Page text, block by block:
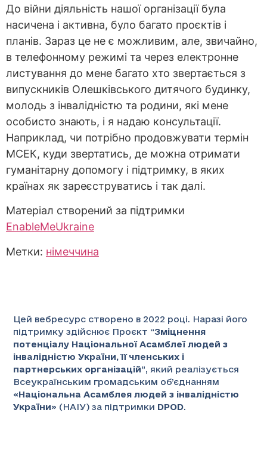
До війни діяльність нашої організації була
насичена і активна, було багато проєктів і
планів. Зараз це не є можливим, але, звичайно,
в телефонному режимі та через електронне
листування до мене багато хто звертається з
випускників Олешківського дитячого будинку,
молодь з інвалідністю та родини, які мене
особисто знають, і я надаю консультації.
Наприклад, чи потрібно продовжувати термін
МСЕК, куди звертатись, де можна отримати
гуманітарну допомогу і підтримку, в яких
країнах як зареєструватись і так далі.
Матеріал створений за підтримки
EnableMeUkraine
Метки: німеччина
Цей вебресурс створено в 2022 році. Наразі його
підтримку здійснює Проєкт “Зміцнення
потенціалу Національної Асамблеї людей з
інвалідністю України, її членських і
партнерських організацій”, який реалізується
Всеукраїнським громадським об’єднанням
«Національна Асамблея людей з інвалідністю
України» (НАІУ) за підтримки DPOD.